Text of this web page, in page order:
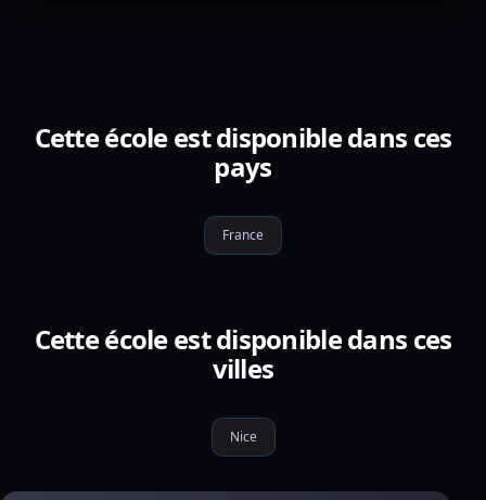
Cette école est disponible dans ces
pays
France
Cette école est disponible dans ces
villes
Nice